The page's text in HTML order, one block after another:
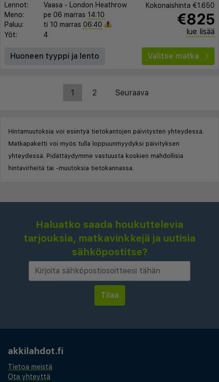
Lennot: Vaasa -
London Heathrow
Meno:
pe 06 marras 14:10
Paluu:
ti 10 marras 06:40
Yöt:
4
Kokonaishinta €1.650
€825
lue lisää
Huoneen tyyppi ja lento Valitse matka
1 2 Seuraava
Hintamuutoksia voi esiintyä tietokantojen päivitysten yhteydessä.
Matkapaketti voi myös tulla loppuunmyydyksi päivityksen
yhteydessä. Pidättäydymme vastuusta koskien mahdollisia
hintavirheitä tai -muutoksia tietokannassa.
Haluatko saada houkuttelevia
tarjouksia, matkavinkkejä ja uutisia
sähköpostitse?
akkilahdot.fi
Tietoa meistä
Ota yhteyttä